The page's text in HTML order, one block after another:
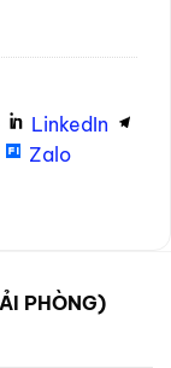
LinkedIn
Zalo
PHÒNG)